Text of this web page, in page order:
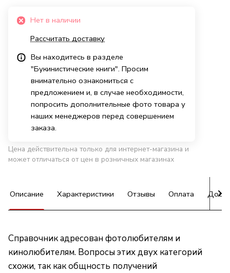
Нет в наличии
Рассчитать доставку
Вы находитесь в разделе
"Букинистические книги". Просим
внимательно ознакомиться с
предложением и, в случае необходимости,
попросить дополнительные фото товара у
наших менеджеров перед совершением
заказа.
Цена действительна только для интернет-магазина и
может отличаться от цен в розничных магазинах
Описание Характеристики Отзывы Оплата
Справочник адресован фотолюбителям и
кинолюбителям. Вопросы этих двух категорий
схожи, так как общность получений